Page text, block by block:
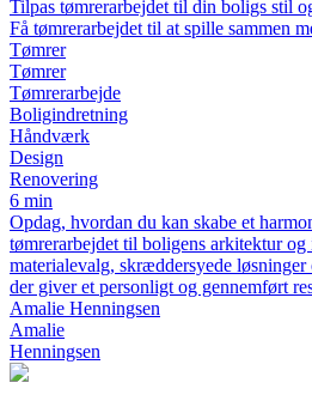
Tilpas tømrerarbejdet til din boligs stil
Få tømrerarbejdet til at spille sammen
Tømrer
Tømrer
Tømrerarbejde
Boligindretning
Håndværk
Design
Renovering
6 min
Opdag, hvordan du kan skabe et
tømrerarbejdet til boligens arkitektur
materialevalg, skræddersyede
der giver et personligt og gennemført
Amalie Henningsen
Amalie
Henningsen